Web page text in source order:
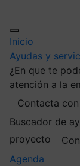
Inicio
Ayudas y
¿En que te
atención a la
Contacta
Buscador de
proyecto
Agenda